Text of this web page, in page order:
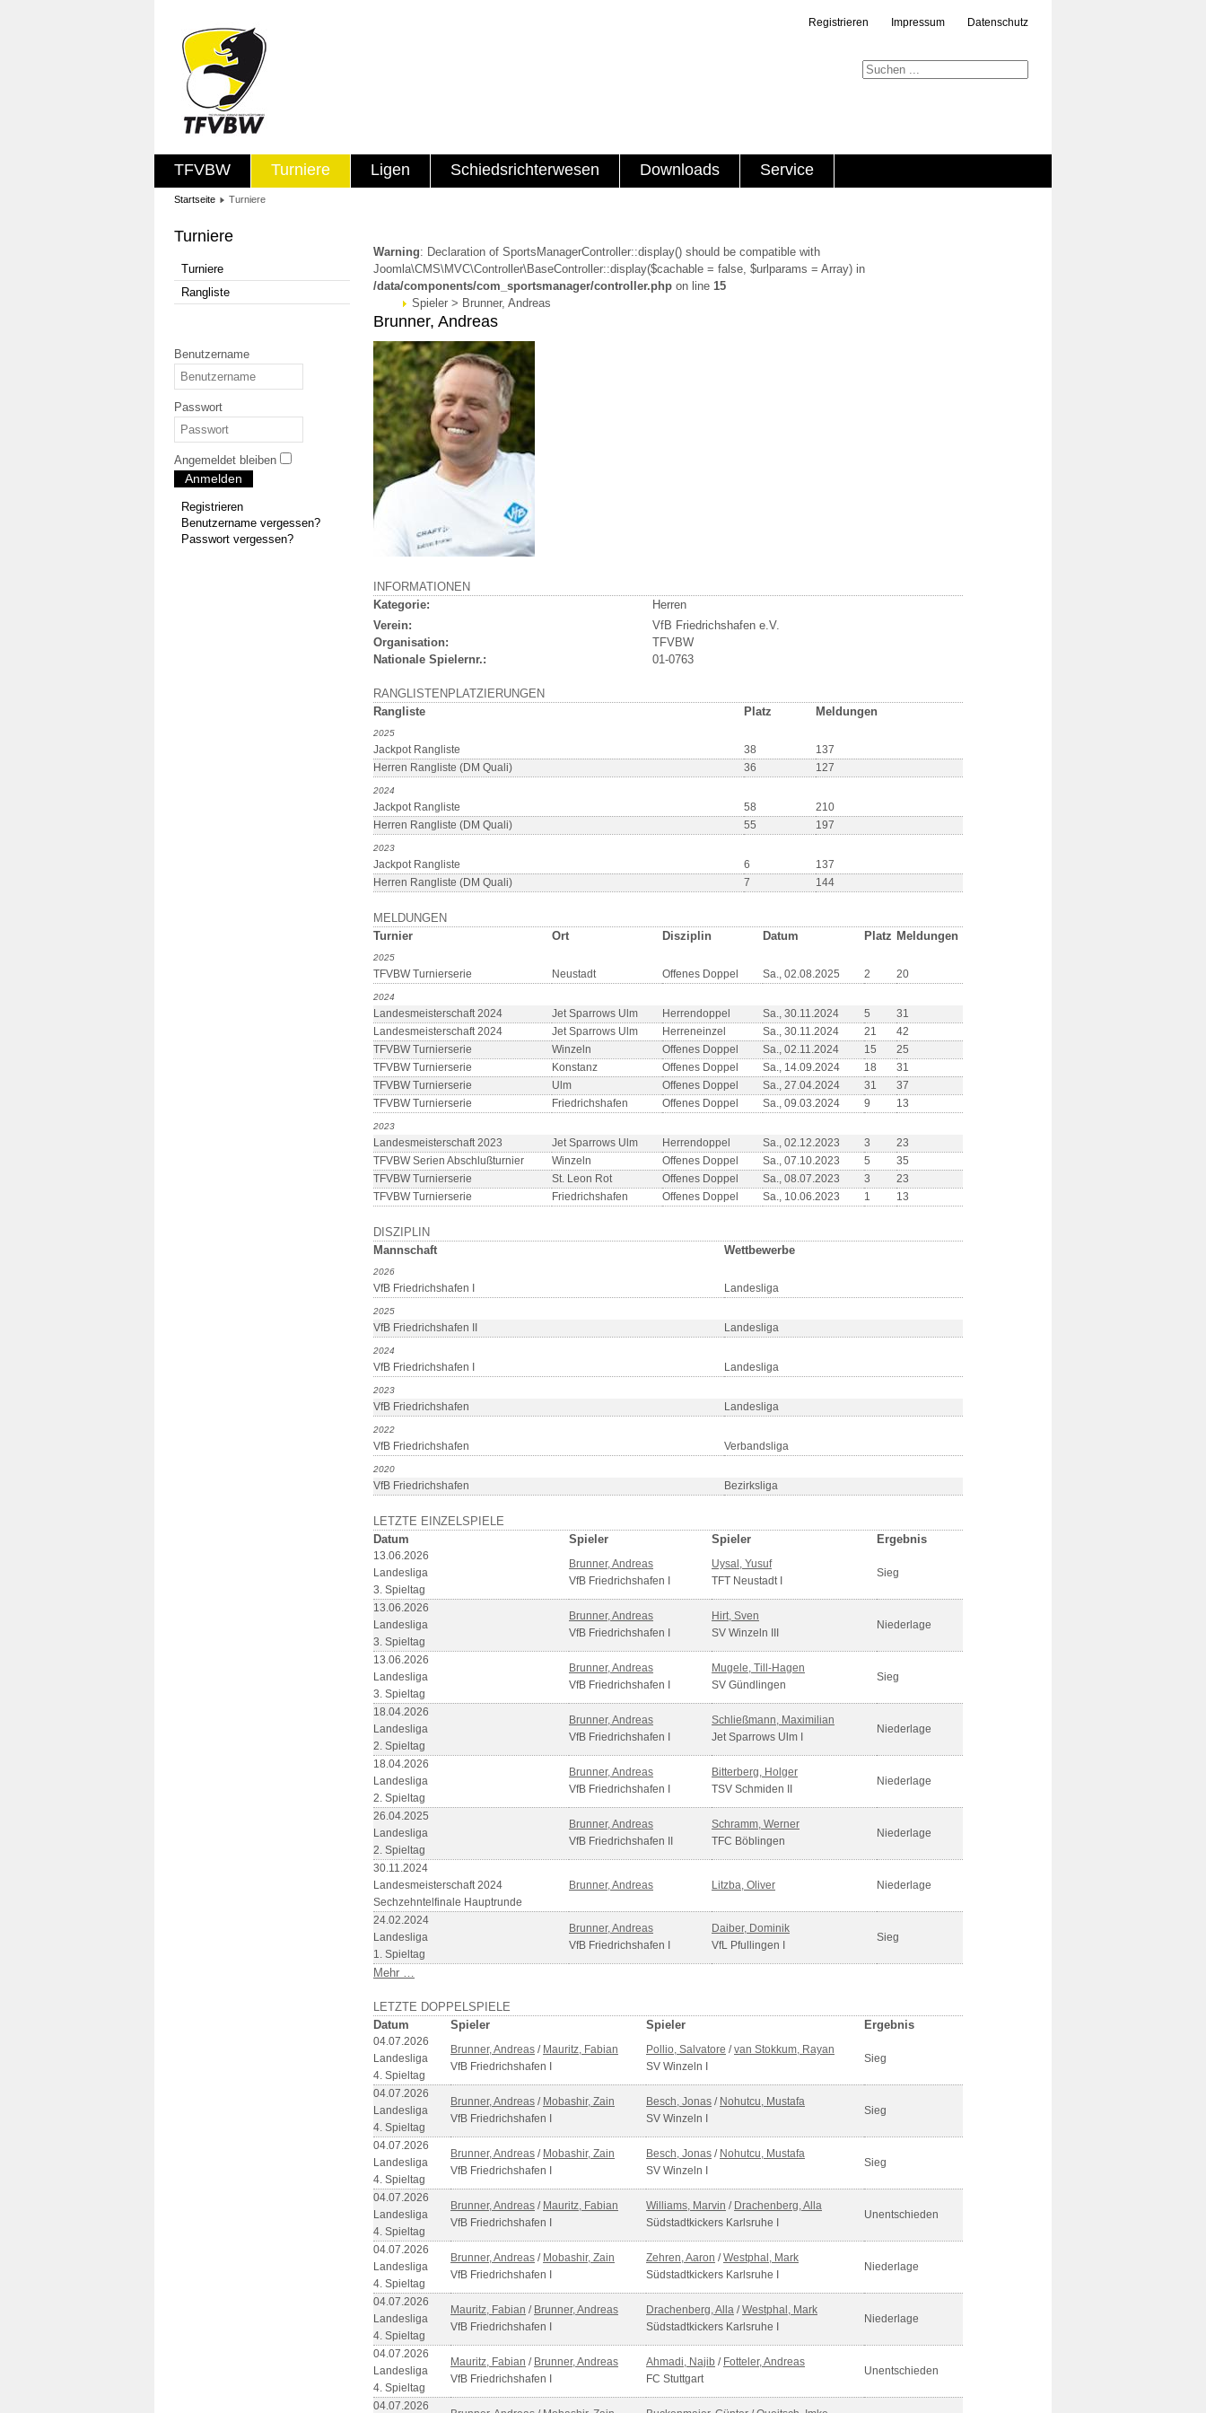
Registrieren Impressum Datenschutz
TFVBW Turniere Ligen Schiedsrichterwesen Downloads Service
Startseite Turniere
Turniere
Turniere
Rangliste
Benutzername
Passwort
Angemeldet bleiben
Anmelden
Registrieren
Benutzername vergessen?
Passwort vergessen?
Warning: Declaration of SportsManagerController::display() should be compatible with
Joomla\CMS\MVC\Controller\BaseController::display($cachable = false, $urlparams = Array) in
/data/components/com_sportsmanager/controller.php on line 15
Spieler > Brunner, Andreas
Brunner, Andreas
INFORMATIONEN
Kategorie:
Herren
Verein:
VfB Friedrichshafen e.V.
Organisation:
TFVBW
Nationale Spielernr.:
01-0763
RANGLISTENPLATZIERUNGEN
Rangliste
Platz Meldungen
2025
Jackpot Rangliste 38
137
Herren Rangliste (DM Quali)
36 127
2024
Jackpot Rangliste 58
210
Herren Rangliste (DM Quali)
55 197
2023
Jackpot Rangliste 6
137
Herren Rangliste (DM Quali)
7 144
MELDUNGEN
Turnier
Ort Disziplin Datum Platz Meldungen
2025
TFVBW Turnierserie Neustadt Offenes Doppel Sa., 02.08.2025 2 20
2024
Landesmeisterschaft 2024 Jet Sparrows Ulm Herrendoppel Sa., 30.11.2024 5
31
Landesmeisterschaft 2024
Jet Sparrows Ulm Herreneinzel Sa., 30.11.2024 21
42
TFVBW Turnierserie
Winzeln Offenes Doppel Sa., 02.11.2024 15
25
TFVBW Turnierserie
Konstanz Offenes Doppel Sa., 14.09.2024 18
31
TFVBW Turnierserie
Ulm Offenes Doppel Sa., 27.04.2024 31
37
TFVBW Turnierserie
Friedrichshafen Offenes Doppel Sa., 09.03.2024 9 13
2023
Landesmeisterschaft 2023 Jet Sparrows Ulm Herrendoppel Sa., 02.12.2023 3
23
TFVBW Serien Abschlußturnier
Winzeln Offenes Doppel Sa., 07.10.2023 5
35
TFVBW Turnierserie
St. Leon Rot Offenes Doppel Sa., 08.07.2023 3
23
TFVBW Turnierserie
Friedrichshafen Offenes Doppel Sa., 10.06.2023 1 13
DISZIPLIN
Mannschaft
Wettbewerbe
2026
VfB Friedrichshafen I Landesliga
2025
VfB Friedrichshafen II Landesliga
2024
VfB Friedrichshafen I Landesliga
2023
VfB Friedrichshafen Landesliga
2022
VfB Friedrichshafen Verbandsliga
2020
VfB Friedrichshafen Bezirksliga
LETZTE EINZELSPIELE
Datum
Spieler Spieler Ergebnis
13.06.2026
Landesliga
3. Spieltag
Brunner, Andreas
VfB Friedrichshafen I
Uysal, Yusuf
TFT Neustadt I
Sieg
13.06.2026
Landesliga
3. Spieltag
Brunner, Andreas
VfB Friedrichshafen I
Hirt, Sven
SV Winzeln III
Niederlage
13.06.2026
Landesliga
3. Spieltag
Brunner, Andreas
VfB Friedrichshafen I
Mugele, Till-Hagen
SV Gündlingen
Sieg
18.04.2026
Landesliga
2. Spieltag
Brunner, Andreas
VfB Friedrichshafen I
Schließmann, Maximilian
Jet Sparrows Ulm I
Niederlage
18.04.2026
Landesliga
2. Spieltag
Brunner, Andreas
VfB Friedrichshafen I
Bitterberg, Holger
TSV Schmiden II
Niederlage
26.04.2025
Landesliga
2. Spieltag
Brunner, Andreas
VfB Friedrichshafen II
Schramm, Werner
TFC Böblingen
Niederlage
30.11.2024
Landesmeisterschaft 2024
Sechzehntelfinale Hauptrunde
Brunner, Andreas Litzba, Oliver Niederlage
24.02.2024
Landesliga
1. Spieltag
Brunner, Andreas
VfB Friedrichshafen I
Daiber, Dominik
VfL Pfullingen I
Sieg
Mehr …
LETZTE DOPPELSPIELE
Datum
Spieler Spieler Ergebnis
04.07.2026
Landesliga
4. Spieltag
Brunner, Andreas / Mauritz, Fabian
VfB Friedrichshafen I
Pollio, Salvatore /van Stokkum, Rayan
SV Winzeln I
Sieg
04.07.2026
Landesliga
4. Spieltag
Brunner, Andreas / Mobashir, Zain
VfB Friedrichshafen I
Besch, Jonas / Nohutcu, Mustafa
SV Winzeln I
Sieg
04.07.2026
Landesliga
4. Spieltag
Brunner, Andreas / Mobashir, Zain
VfB Friedrichshafen I
Besch, Jonas / Nohutcu, Mustafa
SV Winzeln I
Sieg
04.07.2026
Landesliga
4. Spieltag
Brunner, Andreas / Mauritz, Fabian
VfB Friedrichshafen I
Williams, Marvin / Drachenberg, Alla
Südstadtkickers Karlsruhe I
Unentschieden
04.07.2026
Landesliga
4. Spieltag
Brunner, Andreas / Mobashir, Zain
VfB Friedrichshafen I
Zehren, Aaron /Westphal, Mark
Südstadtkickers Karlsruhe I
Niederlage
04.07.2026
Landesliga
4. Spieltag
Mauritz, Fabian / Brunner, Andreas
VfB Friedrichshafen I
Drachenberg, Alla /Westphal, Mark
Südstadtkickers Karlsruhe I
Niederlage
04.07.2026
Landesliga
4. Spieltag
Mauritz, Fabian / Brunner, Andreas
VfB Friedrichshafen I
Ahmadi, Najib / Fotteler, Andreas
FC Stuttgart
Unentschieden
04.07.2026